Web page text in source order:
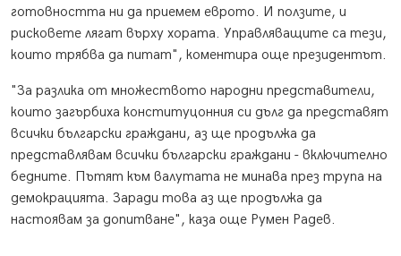
готовността ни да приемем еврото. И ползите, и
рисковете лягат върху хората. Управляващите са тези,
които трябва да питат", коментира още президентът.
"За разлика от множеството народни представители,
които загърбиха конституцонния си дълг да представят
всички български граждани, аз ще продължа да
представлявам всички български граждани - включително
бедните. Пътят към валутата не минава през трупа на
демокрацията. Заради това аз ще продължа да
настоявам за допитване", каза още Румен Радев.